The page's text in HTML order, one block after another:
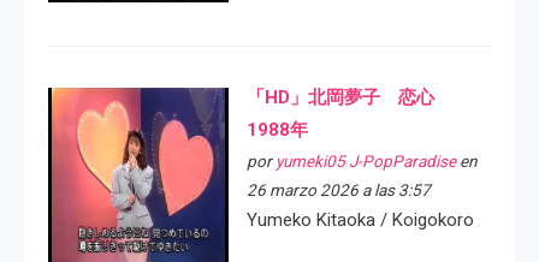
「HD」北岡夢子 恋心
1988年
por yumeki05 J-PopParadiseen
26 marzo 2026 a las 3:57
Yumeko Kitaoka / Koigokoro